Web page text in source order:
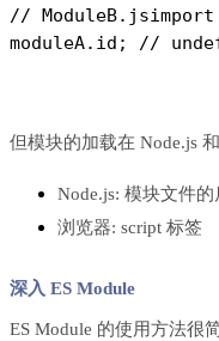
// ModuleB.jsimport
moduleA.id; //
但模块的加载在 Node.js
Node.js: 模块文件
浏览器: script 标签
深入 ES Module
ES Module 的使用方法很